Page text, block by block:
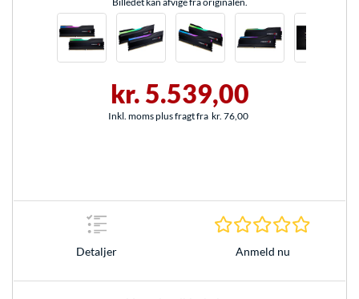
kr. 5.539,00
Inkl. moms plus fragt fra kr. 76,00
Detaljer Anmeld nu